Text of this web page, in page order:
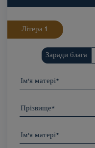
Літера
Заради блага
Ім'я матері*
Прізвище*
Ім'я матері*